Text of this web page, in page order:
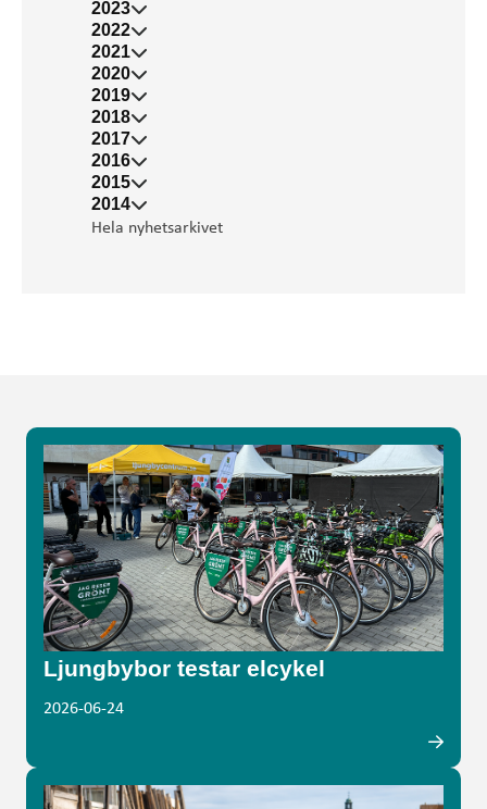
2023
2022
2021
2020
2019
2018
2017
2016
2015
2014
Hela nyhetsarkivet
Ljungbybor testar elcykel
2026-06-24